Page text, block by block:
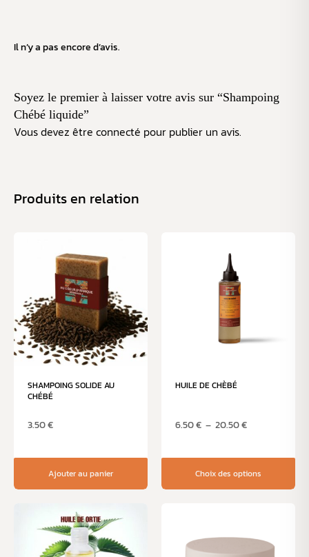
Il n’y a pas encore d’avis.
Soyez le premier à laisser votre avis sur “Shampoing
Chébé liquide”
Vous devez être connecté pour publier un avis.
Produits en relation
SHAMPOING SOLIDE AU
CHÉBÉ
3.50€
Ajouter au panier
HUILE DE CHÈBÉ
6.50€ – 20.50€
Choix des options